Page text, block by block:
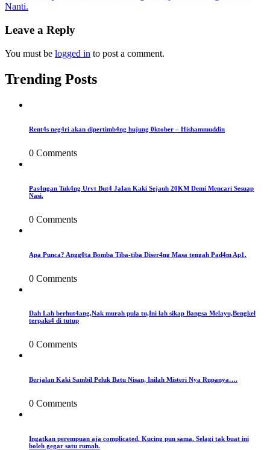
navigation
Nanti.
Leave a Reply
You must be logged in to post a comment.
Trending Posts
Rent4s neg4ri akan dipertimb4ng hujung 0ktober – Hishammuddin
0 Comments
Pas4ngan Tuk4ng Urvt But4 JaIan Kaki Sejauh 20KM Demi Mencari Sesuap
Nasi.
0 Comments
Apa Punca? Angg0ta Bomba Tiba-tiba Diser4ng Masa tengah Pad4m Ap1.
0 Comments
Dah Lah berhut4ang,Nak murah pula tu,Ini lah sikap Bangsa Melayu,Bengkel
terpaks4 di tutup
0 Comments
Berjalan Kaki Sambil Peluk Batu Nisan, Inilah Misteri Nya Rupanya….
0 Comments
Ingatkan perempuan aja complicated. Kucing pun sama. Selagi tak buat ini
boleh gegar satu rumah.